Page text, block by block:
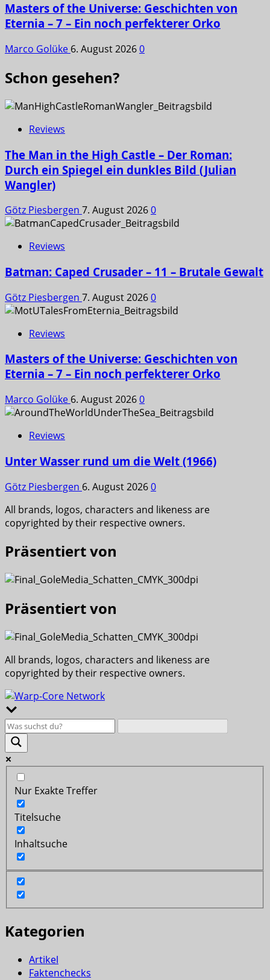
Masters of the Universe: Geschichten von
Eternia – 7 – Ein noch perfekterer Orko
Marco Golüke 6. August 20260
Schon gesehen?
Reviews
The Man in the High Castle – Der Roman:
Durch ein Spiegel ein dunkles Bild (Julian
Wangler)
Götz Piesbergen 7. August 20260
Reviews
Batman: Caped Crusader – 11 – Brutale Gewalt
Götz Piesbergen 7. August 20260
Reviews
Masters of the Universe: Geschichten von
Eternia – 7 – Ein noch perfekterer Orko
Marco Golüke 6. August 20260
Reviews
Unter Wasser rund um die Welt (1966)
Götz Piesbergen 6. August 20260
All brands, logos, characters and likeness are
copyrighted by their respective owners.
Präsentiert von
Präsentiert von
All brands, logos, characters and likeness are
copyrighted by their respective owners.
Nur Exakte Treffer
Titelsuche
Inhaltsuche
Kategorien
Artikel
Faktenchecks